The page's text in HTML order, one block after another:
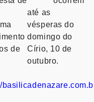
de
até as
vésperas do
domingo do
Círio, 10 de
outubro.